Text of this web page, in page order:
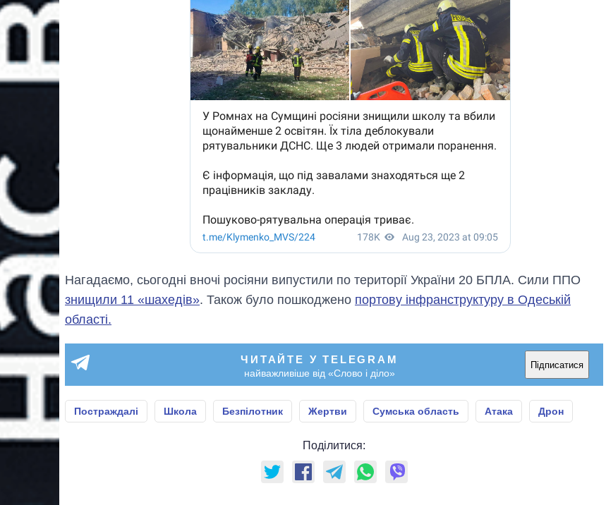
Нагадаємо, сьогодні вночі росіяни випустили по території України 20 БПЛА. Сили ППО
знищили 11 «шахедів». Також було пошкоджено портову інфранструктуру в Одеській
області.
ЧИТАЙТЕ У TELEGRAM
найважливіше від «Слово і діло»
Підписатися
Постраждалі Школа Безпілотник Жертви Сумська область Атака Дрон
Поділитися: